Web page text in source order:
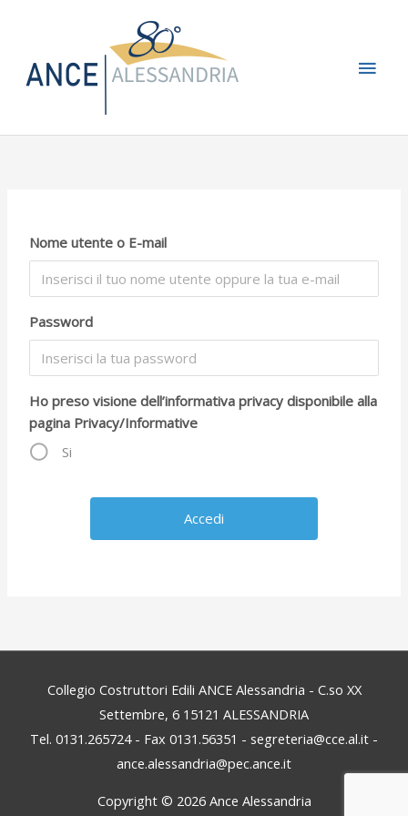
Nome utente o E-mail
Password
Ho preso visione dell’informativa privacy disponibile alla
pagina Privacy/Informative
Si
Collegio Costruttori Edili ANCE Alessandria - C.so XX
Settembre, 6 15121 ALESSANDRIA
Tel. 0131.265724 - Fax 0131.56351 - segreteria@cce.al.it -
ance.alessandria@pec.ance.it
Copyright © 2026 Ance Alessandria